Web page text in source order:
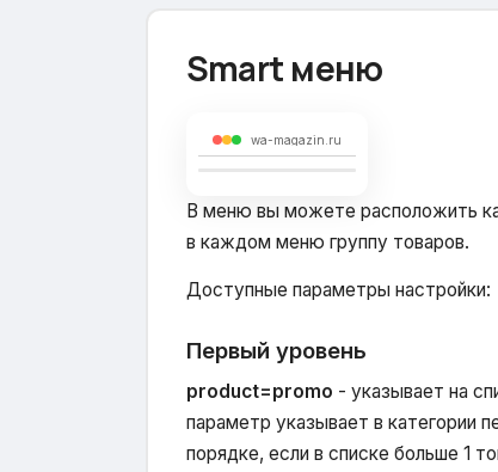
Smart меню
wa-magazin.ru
В меню вы можете расположить
в каждом меню группу товаров.
Доступные параметры настройки:
Первый уровень
product=promo - указывает на
параметр указывает в категории
порядке, если в списке больше 1